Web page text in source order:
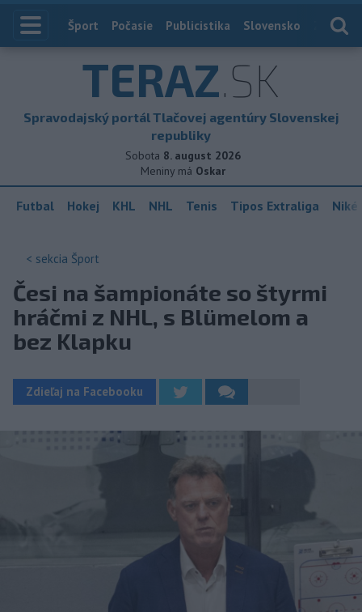
Index
Šport Počasie Publicistika Slovensko
TERAZ.SK
Spravodajský portál Tlačovej agentúry Slovenskej
republiky
Sobota 8. august 2026
Meniny má Oskar
Futbal Hokej KHL NHL Tenis Tipos Extraliga
< sekcia Šport
Česi na šampionáte so štyrmi
hráčmi z NHL, s Blümelom a
bez Klapku
Zdieľaj na Facebooku